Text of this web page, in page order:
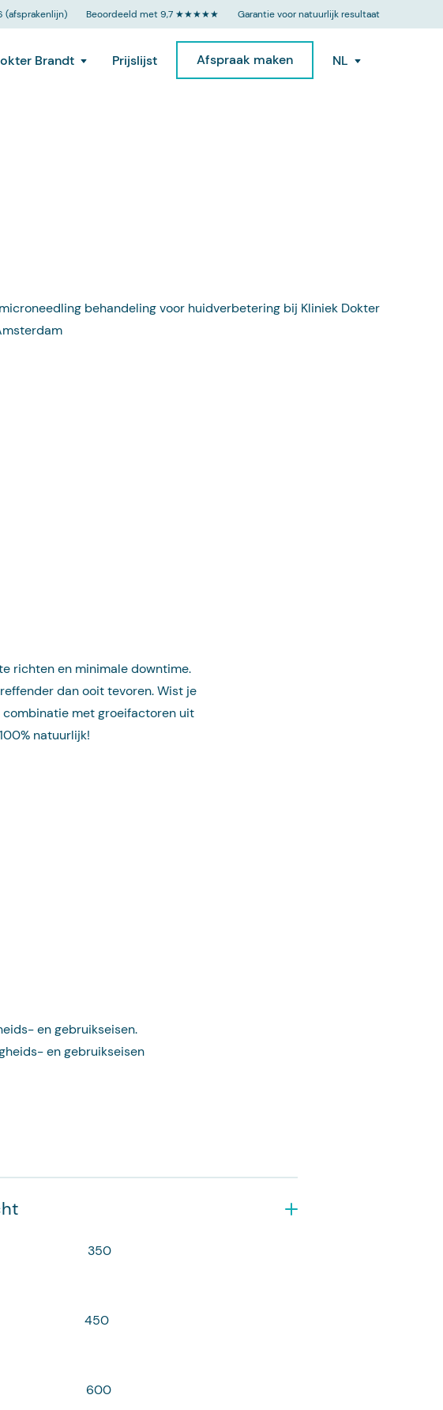
(afsprakenlijn) Beoordeeld met 9,7 ★★★★★ Garantie voor natuurlijk resultaat
Brandt Prijslijst Afspraak maken NL
richten en minimale downtime.
dan ooit tevoren. Wist je
met groeifactoren uit
natuurlijk!
en gebruikseisen.
en gebruikseisen
– 350
serum
– 450
600